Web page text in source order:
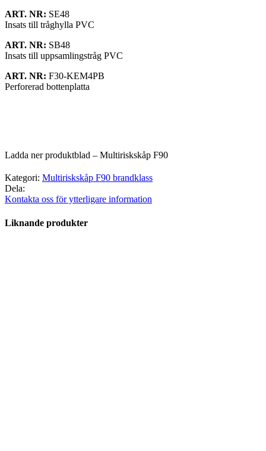
ART. NR: SE48
Insats till tråghylla PVC
ART. NR: SB48
Insats till uppsamlingstråg PVC
ART. NR: F30-KEM4PB
Perforerad bottenplatta
Ladda ner produktblad – Multiriskskåp F90
Kategori: Multiriskskåp F90 brandklass
Dela:
Kontakta oss för ytterligare information
Liknande produkter